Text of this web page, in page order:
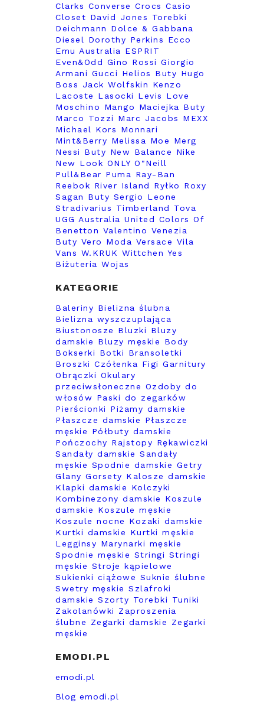
Clarks Converse Crocs Casio
Closet David Jones Torebki
Deichmann
Dolce & Gabbana
Diesel
Dorothy Perkins
Ecco
Emu Australia
ESPRIT
Even&Odd Gino Rossi Giorgio
Armani Gucci Helios Buty Hugo
Boss
Jack Wolfskin
Kenzo
Lacoste
Lasocki Levis
Love
Moschino
Mango
Maciejka Buty
Marco Tozzi
Marc Jacobs
MEXX
Michael Kors
Monnari
Mint&Berry Melissa Moe
Merg
Nessi Buty New Balance
Nike
New Look ONLY O"Neill
Pull&Bear Puma
Ray-Ban
Reebok River Island Ryłko
Roxy
Sagan Buty Sergio Leone
Stradivarius
Timberland
Tova
UGG Australia United Colors Of
Benetton Valentino Venezia
Buty Vero Moda Versace Vila
Vans W.KRUK Wittchen Yes
Biżuteria Wojas
KATEGORIE
Baleriny Bielizna ślubna
Bielizna wyszczuplająca
Biustonosze
Bluzki
Bluzy
damskie
Bluzy męskie
Body
Bokserki
Botki
Bransoletki
Broszki Czółenka Figi Garnitury
Obrączki Okulary
przeciwsłoneczne Ozdoby do
włosów Paski do zegarków
Pierścionki
Piżamy damskie
Płaszcze damskie
Płaszcze
męskie
Półbuty damskie
Pończochy Rajstopy Rękawiczki
Sandały damskie Sandały
męskie Spodnie damskie Getry
Glany Gorsety Kalosze damskie
Klapki damskie
Kolczyki
Kombinezony damskie
Koszule
damskie
Koszule męskie
Koszule nocne
Kozaki damskie
Kurtki damskie
Kurtki męskie
Legginsy Marynarki męskie
Spodnie męskie Stringi Stringi
męskie Stroje kąpielowe
Sukienki ciążowe Suknie ślubne
Swetry męskie Szlafroki
damskie Szorty Torebki
Tuniki
Zakolanówki
Zaproszenia
ślubne
Zegarki damskie
Zegarki
męskie
EMODI.PL
emodi.pl
Blog emodi.pl